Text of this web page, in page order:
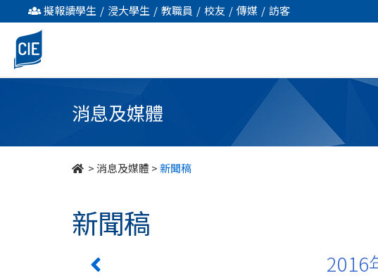
undefined
擬報讀學生 / 浸大學生 / 教職員 / 校友 / 傳媒 / 訪客
消息及媒體
>消息及媒體 >新聞稿
新聞稿
2016